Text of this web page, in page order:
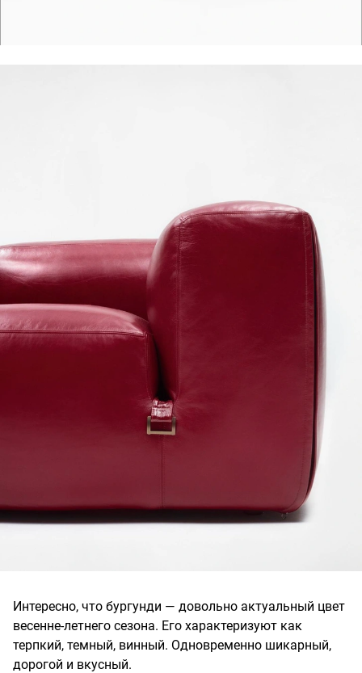
Интересно, что бургунди — довольно актуальный цвет
весенне-летнего сезона. Его характеризуют как
терпкий, темный, винный. Одновременно шикарный,
дорогой и вкусный.